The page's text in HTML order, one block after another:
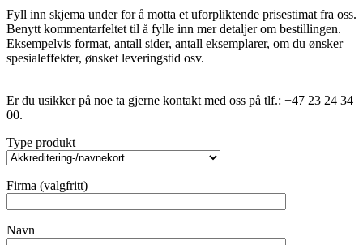
Fyll inn skjema under for å motta et uforpliktende prisestimat fra oss.
Benytt kommentarfeltet til å fylle inn mer detaljer om bestillingen.
Eksempelvis format, antall sider, antall eksemplarer, om du ønsker
spesialeffekter, ønsket leveringstid osv.
Er du usikker på noe ta gjerne kontakt med oss på tlf.: +47 23 24 34
00.
Type produkt
Firma (valgfritt)
Navn